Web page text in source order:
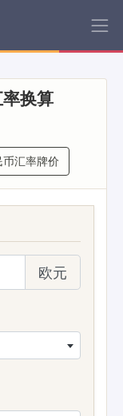
换算
币汇率牌价
欧元